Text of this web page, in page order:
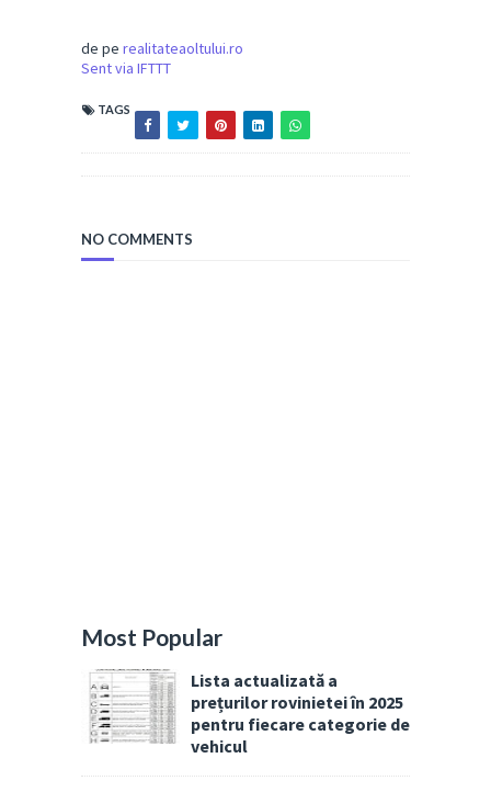
de pe realitateaoltului.ro
Sent via IFTTT
TAGS
NO COMMENTS
Most Popular
Lista actualizată a
prețurilor rovinietei în 2025
pentru fiecare categorie de
vehicul